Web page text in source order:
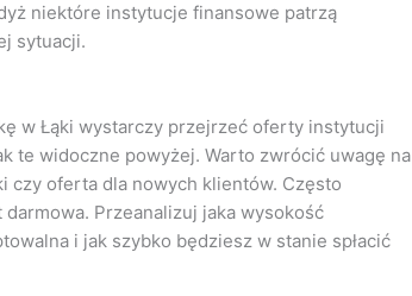
niektóre instytucje finansowe patrzą
sytuacji.
w Łąki wystarczy przejrzeć oferty instytucji
te widoczne powyżej. Warto zwrócić uwagę na
czy oferta dla nowych klientów. Często
Przeanalizuj jaka wysokość
i jak szybko będziesz w stanie spłacić